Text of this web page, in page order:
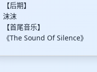
【后期】
沫沫
【首尾音乐】
《The Sound Of Silence》